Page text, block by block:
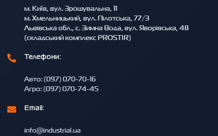
м. Київ, вул. Зрошувальна, 11
м. Хмельницький, вул. Пілотська, 77/3
Львівська обл., с. Зимна Вода, вул. Яворівська, 48
(складський комплекс PROSTIR)
Телефони:
Авто: (097) 070-70-16
Агро: (097) 070-74-45
Email:
info@industrial.ua